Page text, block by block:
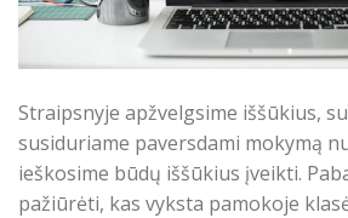
Straipsnyje apžvelgsime iššūkius,
susiduriame paversdami mokymą
ieškosime būdų iššūkius įveikti.
pažiūrėti, kas vyksta pamokoje